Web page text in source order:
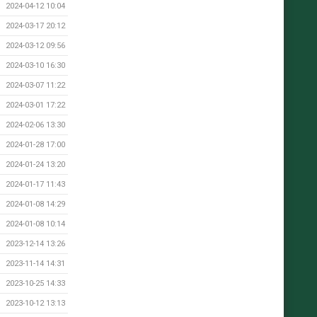
2024-04-12 10:04
2024-03-17 20:12
2024-03-12 09:56
2024-03-10 16:30
2024-03-07 11:22
2024-03-01 17:22
2024-02-06 13:30
2024-01-28 17:00
2024-01-24 13:20
2024-01-17 11:43
2024-01-08 14:29
2024-01-08 10:14
2023-12-14 13:26
2023-11-14 14:31
2023-10-25 14:33
2023-10-12 13:13